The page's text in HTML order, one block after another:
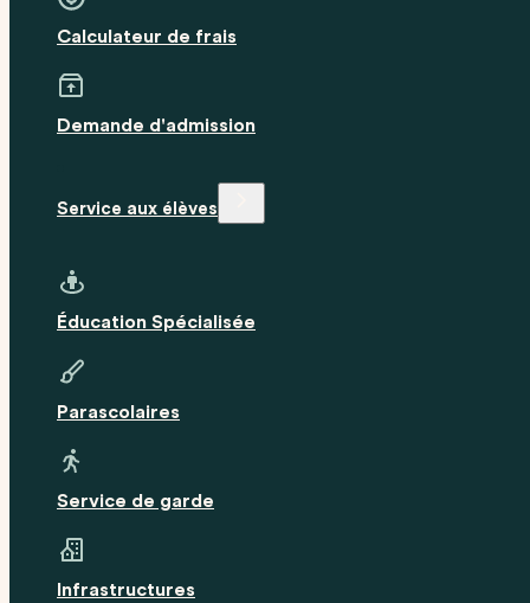
Calculateur de frais
Demande d'admission
Service aux élèves
Éducation Spécialisée
Parascolaires
Service de garde
Infrastructures